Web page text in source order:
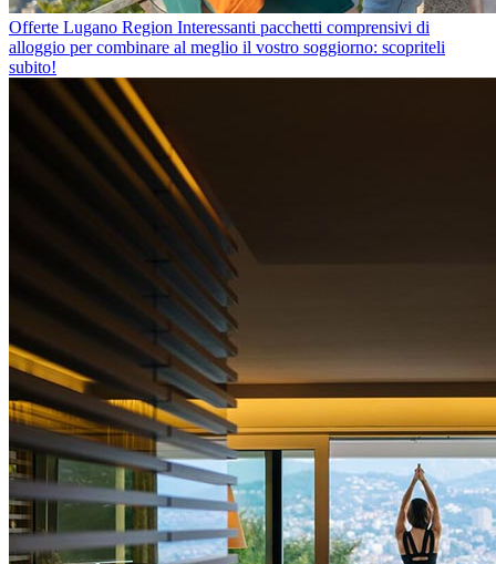
Offerte Lugano Region Interessanti pacchetti comprensivi di
alloggio per combinare al meglio il vostro soggiorno: scopriteli
subito!